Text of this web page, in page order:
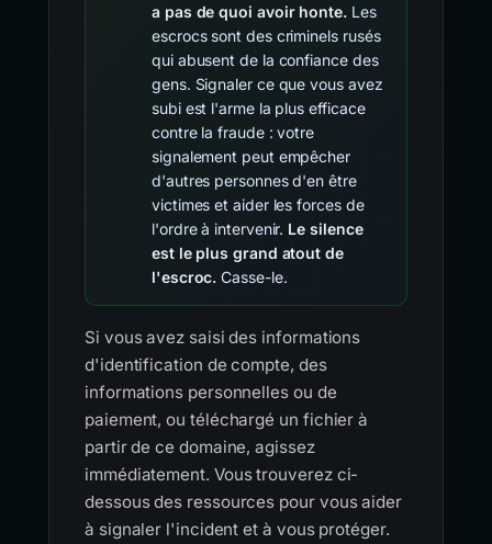
a pas de quoi avoir honte.Les
escrocs sont des criminels rusés
qui abusent de la confiance des
gens. Signaler ce que vous avez
subi est l'arme la plus efficace
contre la fraude : votre
signalement peut empêcher
d'autres personnes d'en être
victimes et aider les forces de
l'ordre à intervenir. Le silence
est le plus grand atout de
l'escroc. Casse-le.
Si vous avez saisi des informations
d'identification de compte, des
informations personnelles ou de
paiement, ou téléchargé un fichier à
partir de ce domaine, agissez
immédiatement. Vous trouverez ci-
dessous des ressources pour vous aider
à signaler l'incident et à vous protéger.